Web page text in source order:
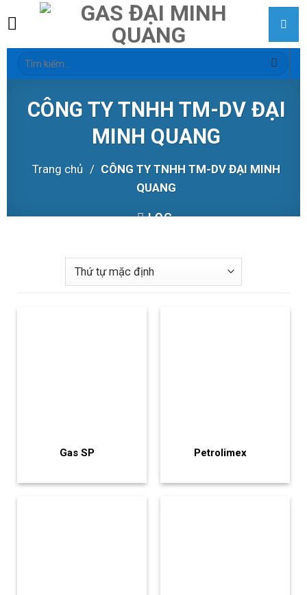
to
content
Tìm
CÔNG TY TNHH TM-DV ĐẠI
MINH QUANG
Trang chủ / CÔNG TY TNHH TM-DV ĐẠI MINH
QUANG
LỌC
Gas SP Petrolimex